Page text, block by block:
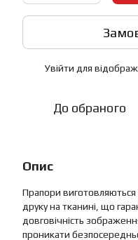
Увійти для
До обраного
Опис
Прапори виготовляються
друку на тканині, що
довговічність
проникати